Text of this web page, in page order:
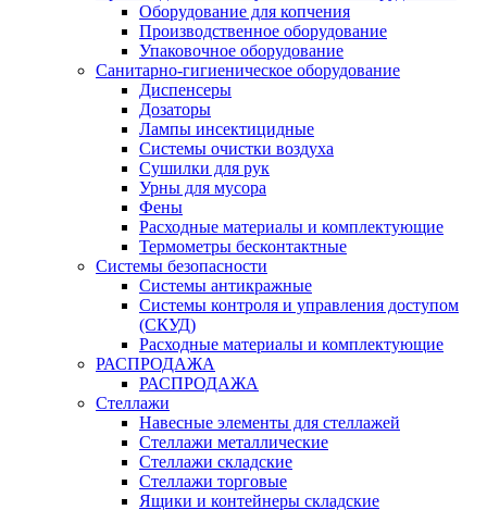
Оборудование для копчения
Производственное оборудование
Упаковочное оборудование
Санитарно-гигиеническое оборудование
Диспенсеры
Дозаторы
Лампы инсектицидные
Системы очистки воздуха
Сушилки для рук
Урны для мусора
Фены
Расходные материалы и комплектующие
Термометры бесконтактные
Системы безопасности
Системы антикражные
Системы контроля и управления доступом
(СКУД)
Расходные материалы и комплектующие
РАСПРОДАЖА
РАСПРОДАЖА
Стеллажи
Навесные элементы для стеллажей
Стеллажи металлические
Стеллажи складские
Стеллажи торговые
Ящики и контейнеры складские